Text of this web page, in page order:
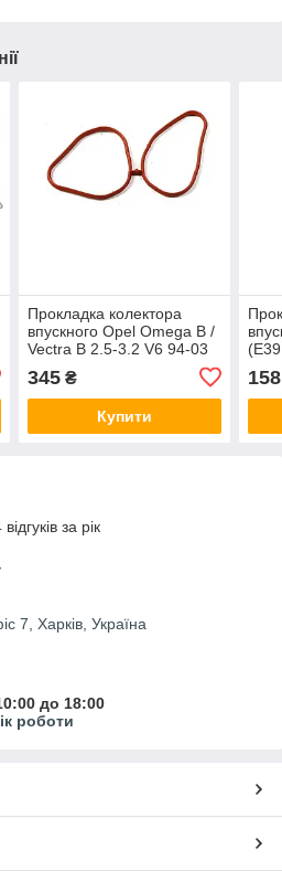
Прокладка колектора
впускного Opel Omega B /
Vectra B 2.5-3.2 V6 94-03
345₴
Купити
01-
158
за рік
7, Харків, Україна
до 18:00
роботи